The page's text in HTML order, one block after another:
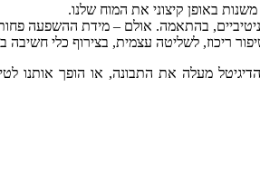
באופן קיצוני את המוח שלנו.
בהתאמה. אולם – מידת ההשפעה
ריכוז, לשליטה עצמית, בצירוף כלי חשיבה
מעלה את התבונה, או הופך אותנו